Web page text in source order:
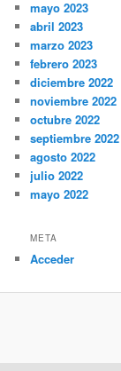
mayo 2023
abril 2023
marzo 2023
febrero 2023
diciembre 2022
noviembre 2022
octubre 2022
septiembre 2022
agosto 2022
julio 2022
mayo 2022
META
Acceder